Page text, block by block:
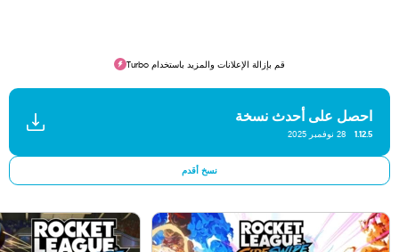
قم بإزالة الإعلانات والمزيد باستخدام Turbo
احصل على أحدث نسخة
1.12.5 28 نوفمبر 2025
نسخ أقدم